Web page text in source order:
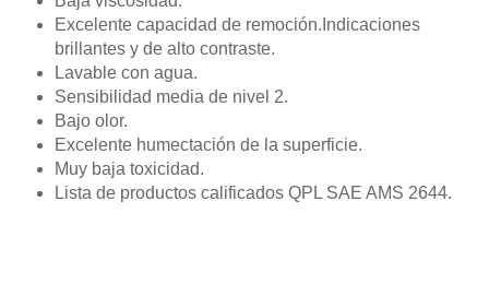
Excelente capacidad de remoción.Indicaciones
brillantes y de alto contraste.
Lavable con agua.
Sensibilidad media de nivel 2.
Bajo olor.
Excelente humectación de la superficie.
Muy baja toxicidad.
Lista de productos calificados QPL SAE AMS 2644.